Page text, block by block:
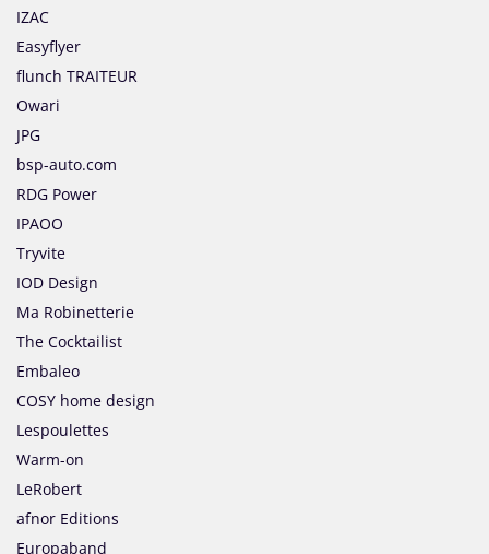
IZAC
Easyflyer
flunch TRAITEUR
Owari
JPG
bsp-auto.com
RDG Power
IPAOO
Tryvite
IOD Design
Ma Robinetterie
The Cocktailist
Embaleo
COSY home design
Lespoulettes
Warm-on
LeRobert
afnor Editions
Europaband